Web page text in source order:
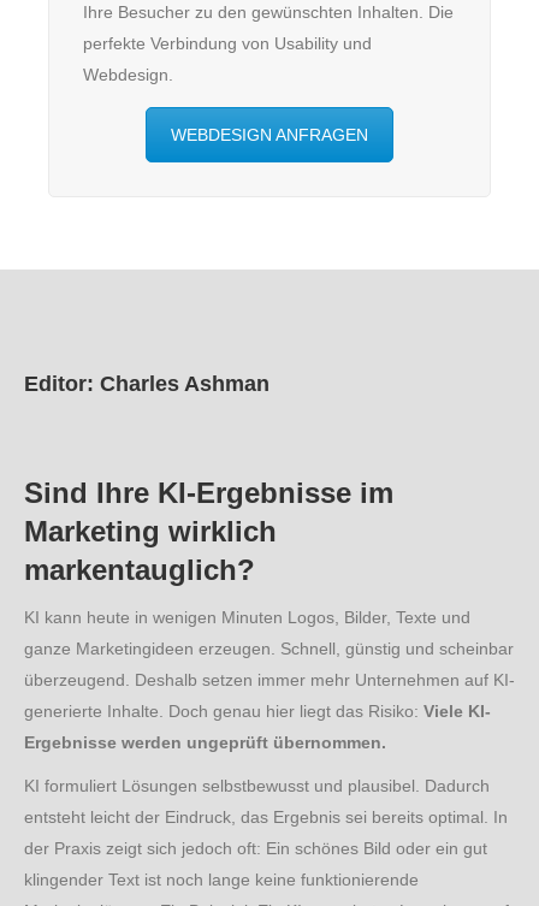
Ihre Besucher zu den gewünschten Inhalten. Die
perfekte Verbindung von Usability und
Webdesign.
WEBDESIGN ANFRAGEN
Editor: Charles Ashman
Sind Ihre KI-Ergebnisse im
Marketing wirklich
markentauglich?
KI kann heute in wenigen Minuten Logos, Bilder, Texte und
ganze Marketingideen erzeugen. Schnell, günstig und scheinbar
überzeugend. Deshalb setzen immer mehr Unternehmen auf KI-
generierte Inhalte. Doch genau hier liegt das Risiko: Viele KI-
Ergebnisse werden ungeprüft übernommen.
KI formuliert Lösungen selbstbewusst und plausibel. Dadurch
entsteht leicht der Eindruck, das Ergebnis sei bereits optimal. In
der Praxis zeigt sich jedoch oft: Ein schönes Bild oder ein gut
klingender Text ist noch lange keine funktionierende